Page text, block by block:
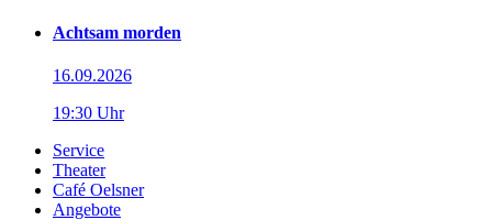
Achtsam morden
16.09.2026
19:30 Uhr
Service
Theater
Café Oelsner
Angebote